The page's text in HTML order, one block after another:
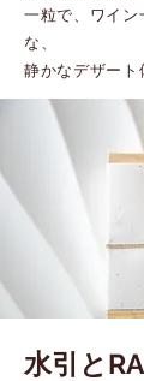
一粒で、ワイン
な、
静かなデザート
水引と